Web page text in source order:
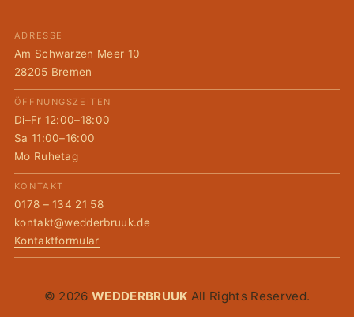
ADRESSE
Am Schwarzen Meer 10
28205 Bremen
ÖFFNUNGSZEITEN
Di–Fr 12:00–18:00
Sa 11:00–16:00
Mo Ruhetag
KONTAKT
0178 – 134 21 58
kontakt@wedderbruuk.de
Kontaktformular
© 2026 WEDDERBRUUK All Rights Reserved.